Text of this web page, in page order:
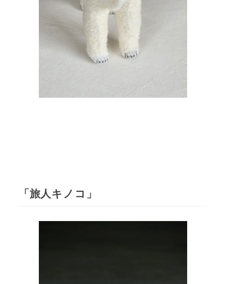
「旅人キノコ」